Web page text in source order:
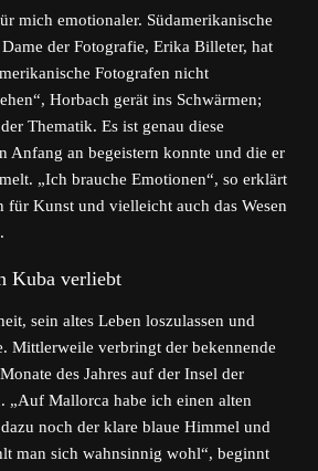
mich emotionaler. Südamerikanische
der Fotografie, Erika Billeter, hat
Fotografen nicht
Horbach gerät ins Schwärmen;
Thematik. Es ist genau diese
Anfang an begeistern konnte und die er
„Ich brauche Emotionen“, so erklärt
für Kunst und vielleicht auch das Wesen
Kuba verliebt
sein altes Leben loszulassen und
Mittlerweile verbringt der bekennende
des Jahres auf der Insel der
„Auf Mallorca habe ich einen alten
noch der klare blaue Himmel und
man sich wahnsinnig wohl“, beginnt